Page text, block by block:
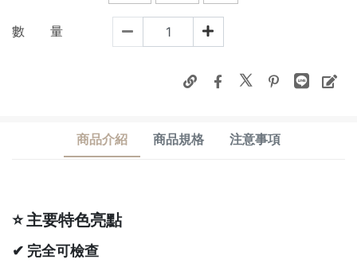
數 量
商品介紹 商品規格 注意事項
⭐ 主要特色亮點
✔ 完全可檢查